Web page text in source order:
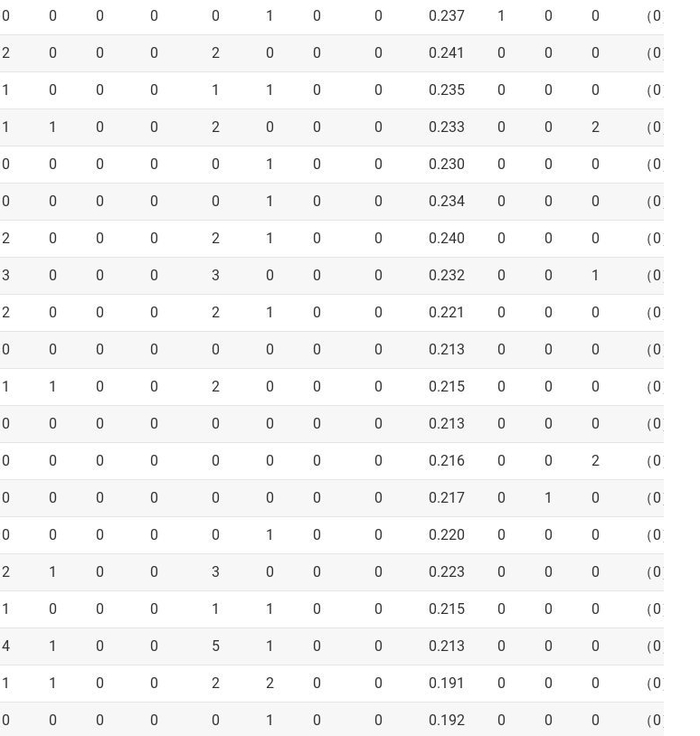
0 0 0 0 0 1 0 0 0.237 1 0 0 （0）
2 0 0 0 2 0 0 0 0.241 0 0 0 （0）
1 0 0 0 1 1 0 0 0.235 0 0 0 （0）
1 1 0 0 2 0 0 0 0.233 0 0 2 （0）
0 0 0 0 0 1 0 0 0.230 0 0 0 （0）
0 0 0 0 0 1 0 0 0.234 0 0 0 （0）
2 0 0 0 2 1 0 0 0.240 0 0 0 （0）
3 0 0 0 3 0 0 0 0.232 0 0 1 （0）
2 0 0 0 2 1 0 0 0.221 0 0 0 （0）
0 0 0 0 0 0 0 0 0.213 0 0 0 （0）
1 1 0 0 2 0 0 0 0.215 0 0 0 （0）
0 0 0 0 0 0 0 0 0.213 0 0 0 （0）
0 0 0 0 0 0 0 0 0.216 0 0 2 （0）
0 0 0 0 0 0 0 0 0.217 0 1 0 （0）
0 0 0 0 0 1 0 0 0.220 0 0 0 （0）
2 1 0 0 3 0 0 0 0.223 0 0 0 （0）
1 0 0 0 1 1 0 0 0.215 0 0 0 （0）
4 1 0 0 5 1 0 0 0.213 0 0 0 （0）
1 1 0 0 2 2 0 0 0.191 0 0 0 （0）
0 0 0 0 0 1 0 0 0.192 0 0 0 （0）